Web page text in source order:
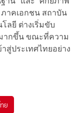
าคเอกชน สถาบัน
ลยี ต่างเริ่มขับ
ากขึ้น ขณะที่ความ
สู่ประเทศไทยอย่าง
ย